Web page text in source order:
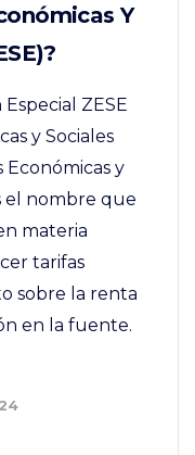
Y
ZESE
y Sociales
Económicas y
el nombre que
materia
tarifas
sobre la renta
en la fuente.